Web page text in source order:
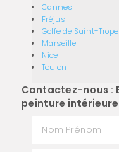
Cannes
Fréjus
Golfe de Saint-
Marseille
Nice
Toulon
Contactez-nous :
peinture